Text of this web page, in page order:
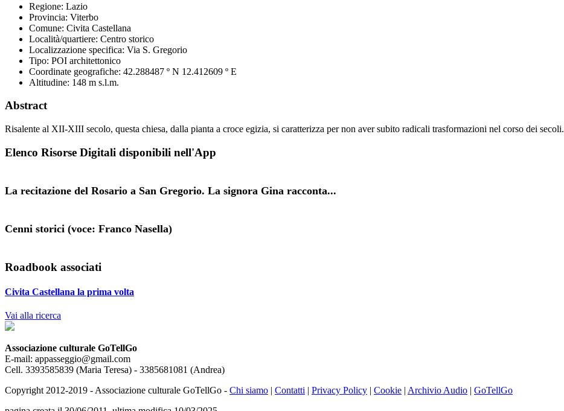
Regione: Lazio
Provincia: Viterbo
Comune: Civita Castellana
Località/quartiere: Centro storico
Localizzazione specifica: Via S. Gregorio
Tipo: POI architettonico
Coordinate geografiche: 42.288487 º N 12.412609 º E
Altitudine: 148 m s.l.m.
Abstract
Risalente al XII-XIII secolo, questa chiesa, dalla pianta a croce egizia, si caratterizza per non aver subito radicali trasformazioni nel corso dei secoli.
Elenco Risorse Digitali disponibili nell'App
La recitazione del Rosario a San Gregorio. La signora Gina racconta...
Cenni storici (voce: Franco Nasella)
Roadbook associati
Civita Castellana la prima volta
Vai alla ricerca
Associazione culturale GoTellGo
E-mail: appasseggio@gmail.com
Cell. 3393585839 (Maria Teresa) - 3385681081 (Andrea)
Copyright 2012-2019 - Associazione culturale GoTellGo - Chi siamo | Contatti | Privacy Policy | Cookie | Archivio Audio | GoTellGo